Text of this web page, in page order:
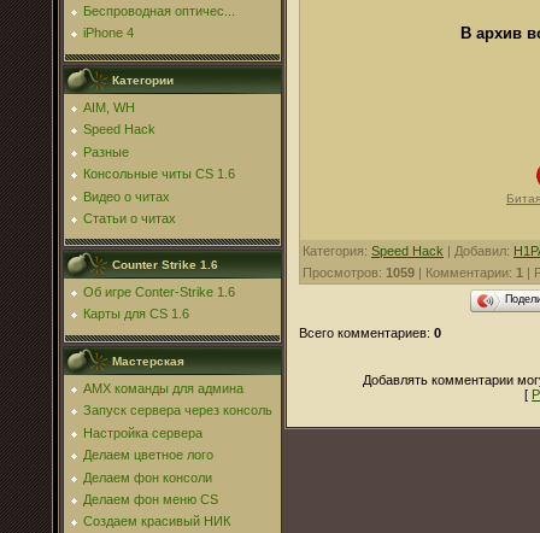
Беспроводная оптичес...
iPhone 4
Категории
AIM, WH
Speed Hack
Разные
Консольные читы CS 1.6
Видео о читах
Статьи о читах
Counter Strike 1.6
Об игре Conter-Strike 1.6
Карты для CS 1.6
Мастерская
AMX команды для админа
Запуск сервера через консоль
Настройка сервера
Делаем цветное лого
Делаем фон консоли
Делаем фон меню CS
Создаем красивый НИК
В архив
Категория: Speed Hack | Добавил:
Просмотров: 1059 | Комментарии: 1 |
Всего комментариев: 0
Добавлять комментарии
[